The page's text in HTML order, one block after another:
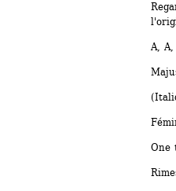
A,
One